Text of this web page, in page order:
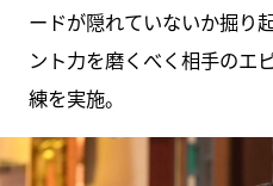
ードが隠れていないか掘り
ント力を磨くべく相手のエ
練を実施。